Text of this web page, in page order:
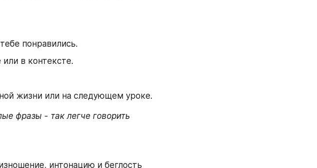
понравились.
в контексте.
жизни или на следующем уроке.
фразы - так легче говорить
интонацию и беглость